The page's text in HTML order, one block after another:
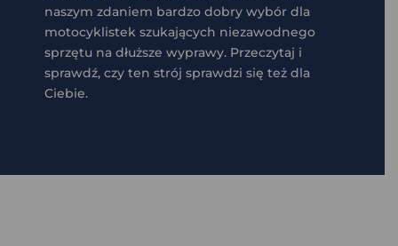
naszym zdaniem bardzo dobry wybór dla
motocyklistek szukających niezawodnego
sprzętu na dłuższe wyprawy. Przeczytaj i
sprawdź, czy ten strój sprawdzi się też dla
Ciebie.